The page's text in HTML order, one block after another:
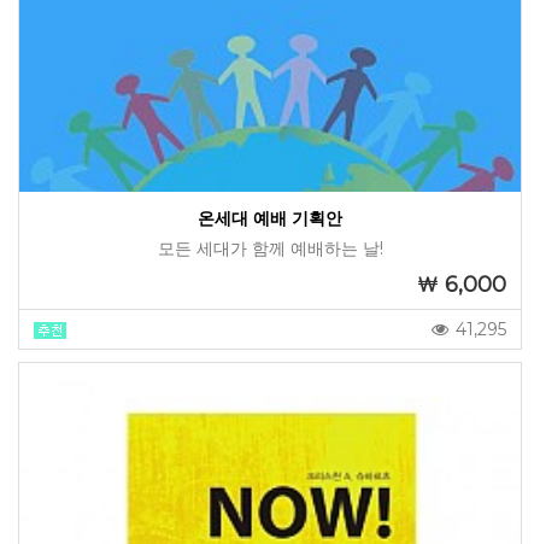
온세대 예배 기획안
모든 세대가 함께 예배하는 날!
6,000
41,295